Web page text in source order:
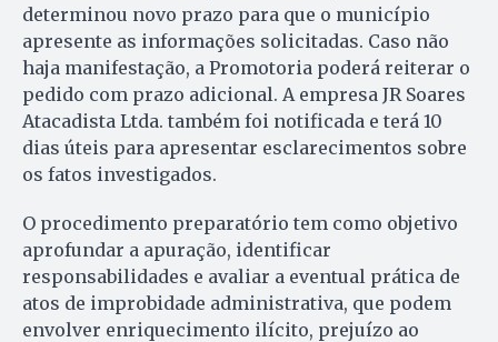
determinou novo prazo para que o município
apresente as informações solicitadas. Caso não
haja manifestação, a Promotoria poderá reiterar o
pedido com prazo adicional. A empresa JR Soares
Atacadista Ltda. também foi notificada e terá 10
dias úteis para apresentar esclarecimentos sobre
os fatos investigados.
O procedimento preparatório tem como objetivo
aprofundar a apuração, identificar
responsabilidades e avaliar a eventual prática de
atos de improbidade administrativa, que podem
envolver enriquecimento ilícito, prejuízo ao